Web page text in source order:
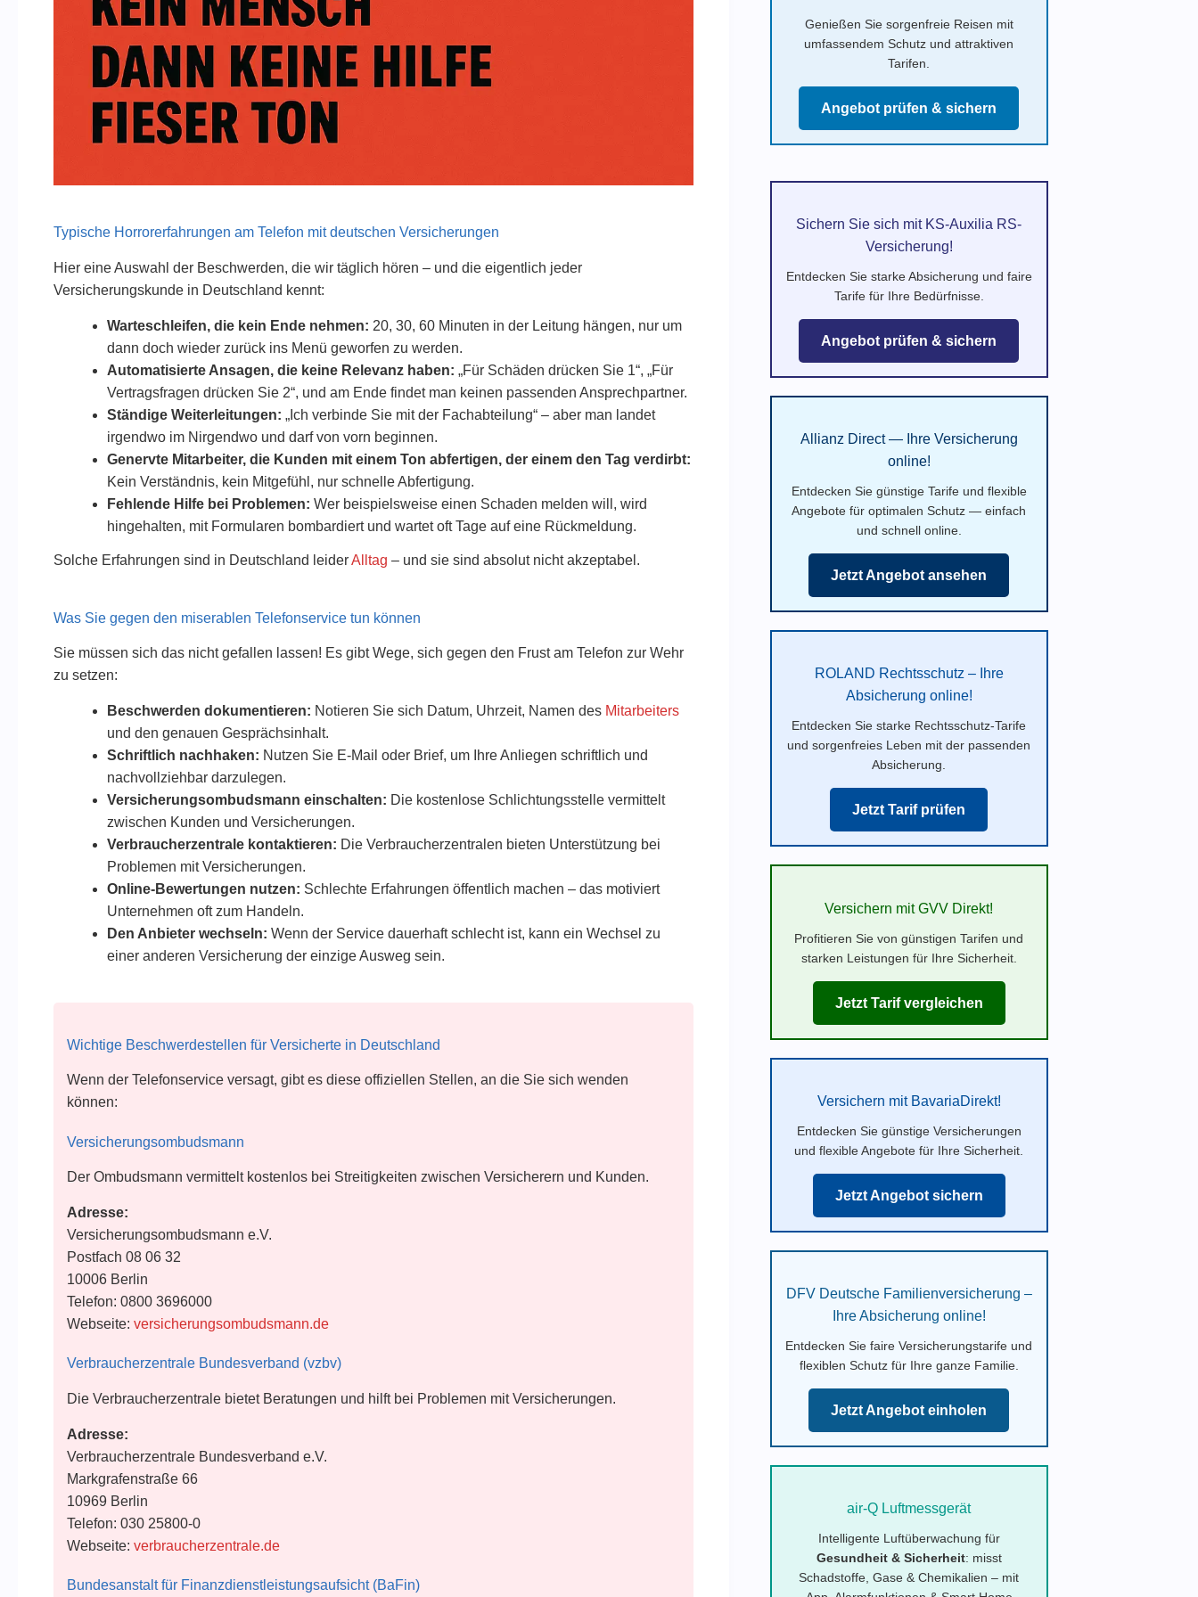
Typische Horrorerfahrungen am Telefon mit deutschen Versicherungen
Hier eine Auswahl der Beschwerden, die wir täglich hören – und die eigentlich jeder
Versicherungskunde in Deutschland kennt:
Warteschleifen, die kein Ende nehmen: 20, 30, 60 Minuten in der Leitung hängen, nur um
dann doch wieder zurück ins Menü geworfen zu werden.
Automatisierte Ansagen, die keine Relevanz haben: „Für Schäden drücken Sie 1“, „Für
Vertragsfragen drücken Sie 2“, und am Ende findet man keinen passenden Ansprechpartner.
Ständige Weiterleitungen: „Ich verbinde Sie mit der Fachabteilung“ – aber man landet
irgendwo im Nirgendwo und darf von vorn beginnen.
Genervte Mitarbeiter, die Kunden mit einem Ton abfertigen, der einem den Tag verdirbt:
Kein Verständnis, kein Mitgefühl, nur schnelle Abfertigung.
Fehlende Hilfe bei Problemen: Wer beispielsweise einen Schaden melden will, wird
hingehalten, mit Formularen bombardiert und wartet oft Tage auf eine Rückmeldung.
Solche Erfahrungen sind in Deutschland leiderAlltag – und sie sind absolut nicht akzeptabel.
Was Sie gegen den miserablen Telefonservice tun können
Sie müssen sich das nicht gefallen lassen! Es gibt Wege, sich gegen den Frust am Telefon zur Wehr
zu setzen:
Beschwerden dokumentieren: Notieren Sie sich Datum, Uhrzeit, Namen des Mitarbeiters
und den genauen Gesprächsinhalt.
Schriftlich nachhaken: Nutzen Sie E-Mail oder Brief, um Ihre Anliegen schriftlich und
nachvollziehbar darzulegen.
Versicherungsombudsmann einschalten: Die kostenlose Schlichtungsstelle vermittelt
zwischen Kunden und Versicherungen.
Verbraucherzentrale kontaktieren: Die Verbraucherzentralen bieten Unterstützung bei
Problemen mit Versicherungen.
Online-Bewertungen nutzen: Schlechte Erfahrungen öffentlich machen – das motiviert
Unternehmen oft zum Handeln.
Den Anbieter wechseln: Wenn der Service dauerhaft schlecht ist, kann ein Wechsel zu
einer anderen Versicherung der einzige Ausweg sein.
Wichtige Beschwerdestellen für Versicherte in Deutschland
Wenn der Telefonservice versagt, gibt es diese offiziellen Stellen, an die Sie sich wenden
können:
Versicherungsombudsmann
Der Ombudsmann vermittelt kostenlos bei Streitigkeiten zwischen Versicherern und Kunden.
Adresse:
Versicherungsombudsmann e.V.
Postfach 08 06 32
10006 Berlin
Telefon: 0800 3696000
Webseite: versicherungsombudsmann.de
Verbraucherzentrale Bundesverband (vzbv)
Die Verbraucherzentrale bietet Beratungen und hilft bei Problemen mit Versicherungen.
Adresse:
Verbraucherzentrale Bundesverband e.V.
Markgrafenstraße 66
10969 Berlin
Telefon: 030 25800-0
Webseite: verbraucherzentrale.de
Bundesanstalt für Finanzdienstleistungsaufsicht (BaFin)
Genießen Sie sorgenfreie Reisen mit
umfassendem Schutz und attraktiven
Tarifen.
Angebot prüfen & sichern
Sichern Sie sich mit KS-Auxilia RS-
Versicherung!
Entdecken Sie starke Absicherung und faire
Tarife für Ihre Bedürfnisse.
Angebot prüfen & sichern
Allianz Direct — Ihre Versicherung
online!
Entdecken Sie günstige Tarife und flexible
Angebote für optimalen Schutz — einfach
und schnell online.
Jetzt Angebot ansehen
ROLAND Rechtsschutz – Ihre
Absicherung online!
Entdecken Sie starke Rechtsschutz-Tarife
und sorgenfreies Leben mit der passenden
Absicherung.
Jetzt Tarif prüfen
Versichern mit GVV Direkt!
Profitieren Sie von günstigen Tarifen und
starken Leistungen für Ihre Sicherheit.
Jetzt Tarif vergleichen
Versichern mit BavariaDirekt!
Entdecken Sie günstige Versicherungen
und flexible Angebote für Ihre Sicherheit.
Jetzt Angebot sichern
DFV Deutsche Familienversicherung –
Ihre Absicherung online!
Entdecken Sie faire Versicherungstarife und
flexiblen Schutz für Ihre ganze Familie.
Jetzt Angebot einholen
air-Q Luftmessgerät
Intelligente Luftüberwachung für
Gesundheit & Sicherheit: misst
Schadstoffe, Gase & Chemikalien – mit